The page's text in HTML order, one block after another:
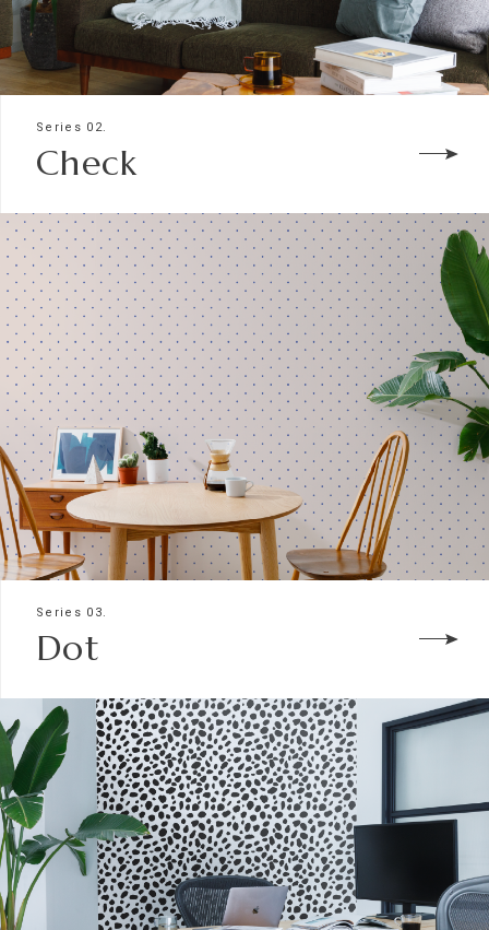
Series 02.
Check
Series 03.
Dot